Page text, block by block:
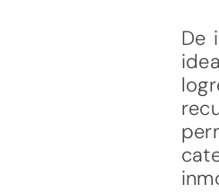
De